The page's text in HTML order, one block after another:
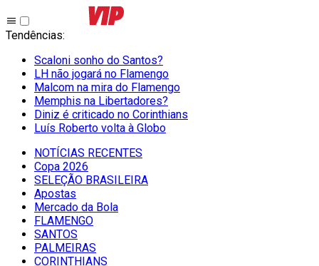
Tendências:
Scaloni sonho do Santos?
LH não jogará no Flamengo
Malcom na mira do Flamengo
Memphis na Libertadores?
Diniz é criticado no Corinthians
Luís Roberto volta à Globo
NOTÍCIAS RECENTES
Copa 2026
SELEÇÃO BRASILEIRA
Apostas
Mercado da Bola
FLAMENGO
SANTOS
PALMEIRAS
CORINTHIANS